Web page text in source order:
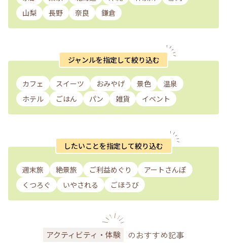
山梨
長野 奈良 鎌倉
ジャンルを指定して絞り込む
カフェ スイーツ おみやげ 景色
温泉
ホテル
ごはん パン 雑貨 イベント
したいことを指定して絞り込む
週末旅 絶景旅 ご利益めぐり
アートさんぽ
くつろぐ
いやされる ごほうび
アクティビティ・体験 のおすすめ記事